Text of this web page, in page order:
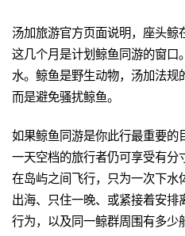
汤加旅游官方页面说明，座头鲸
这几个月是计划鲸鱼同游的窗口
水。鲸鱼是野生动物，汤加法规
而是避免骚扰鲸鱼。
如果鲸鱼同游是你此行最重要的
一天空档的旅行者仍可享受有分
在岛屿之间飞行，只为一次下水
出海、只住一晚、或紧接着安排
行为，以及同一鲸群周围有多少